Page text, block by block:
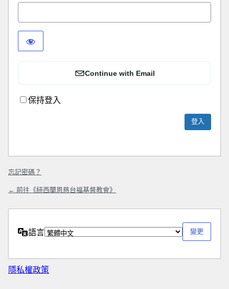
Continue with Email
保持登入
忘記密碼？
← 前往《紐西蘭恩慈台福基督教會》
語言
隱私權政策